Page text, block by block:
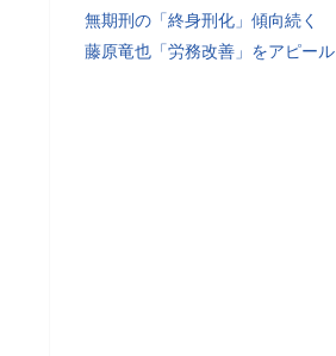
無期刑の「終身刑化」傾向続く
藤原竜也「労務改善」をアピール